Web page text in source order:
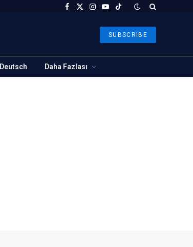
Facebook
X
Instagram
YouTubeTikTok
SUBSCRIBE
Deutsch Daha Fazlası